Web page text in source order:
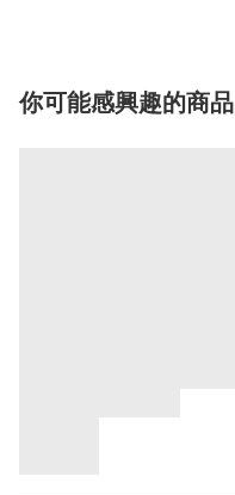
你可能感興趣的商品